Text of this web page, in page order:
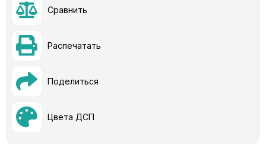
Сравнить
Распечатать
Поделиться
Цвета ДСП